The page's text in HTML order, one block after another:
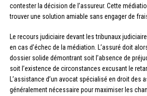
contester la décision de l’assureur. Cette
trouver une solution amiable sans engager de
Le recours judiciaire devant les tribunaux
en cas d’échec de la médiation. L’assuré doit
dossier solide démontrant soit l’absence de
soit l’existence de circonstances excusant le
L’assistance d’un avocat spécialisé en droit des
généralement nécessaire pour maximiser les